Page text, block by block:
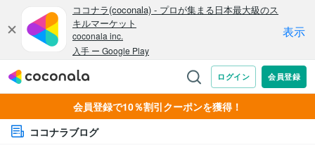
会員登録で10％割引クーポンを獲得！
ココナラブログ